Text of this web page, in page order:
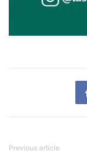
Previous article